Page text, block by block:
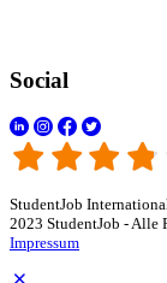
Social
StudentJob
2023 StudentJob - Alle
Impressum